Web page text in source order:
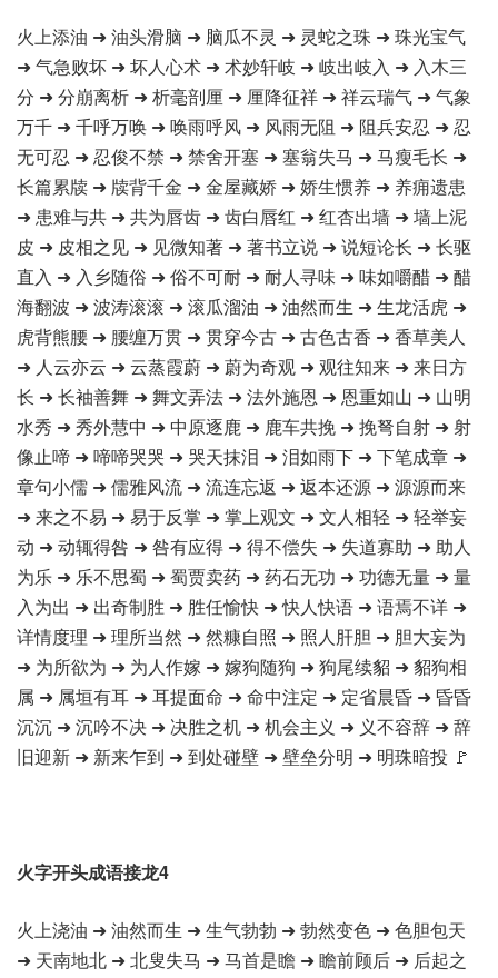
火上添油 ➜ 油头滑脑 ➜ 脑瓜不灵 ➜ 灵蛇之珠 ➜ 珠光宝气
➜ 气急败坏 ➜ 坏人心术 ➜ 术妙轩岐 ➜ 岐出岐入 ➜ 入木三
分 ➜ 分崩离析 ➜ 析毫剖厘 ➜ 厘降征祥 ➜ 祥云瑞气 ➜ 气象
万千 ➜ 千呼万唤 ➜ 唤雨呼风 ➜ 风雨无阻 ➜ 阻兵安忍 ➜ 忍
无可忍 ➜ 忍俊不禁 ➜ 禁舍开塞 ➜ 塞翁失马 ➜ 马瘦毛长 ➜
长篇累牍 ➜ 牍背千金 ➜ 金屋藏娇 ➜ 娇生惯养 ➜ 养痈遗患
➜ 患难与共 ➜ 共为唇齿 ➜ 齿白唇红 ➜ 红杏出墙 ➜ 墙上泥
皮 ➜ 皮相之见 ➜ 见微知著 ➜ 著书立说 ➜ 说短论长 ➜ 长驱
直入 ➜ 入乡随俗 ➜ 俗不可耐 ➜ 耐人寻味 ➜ 味如嚼醋 ➜ 醋
海翻波 ➜ 波涛滚滚 ➜ 滚瓜溜油 ➜ 油然而生 ➜ 生龙活虎 ➜
虎背熊腰 ➜ 腰缠万贯 ➜ 贯穿今古 ➜ 古色古香 ➜ 香草美人
➜ 人云亦云 ➜ 云蒸霞蔚 ➜ 蔚为奇观 ➜ 观往知来 ➜ 来日方
长 ➜ 长袖善舞 ➜ 舞文弄法 ➜ 法外施恩 ➜ 恩重如山 ➜ 山明
水秀 ➜ 秀外慧中 ➜ 中原逐鹿 ➜ 鹿车共挽 ➜ 挽弩自射 ➜ 射
像止啼 ➜ 啼啼哭哭 ➜ 哭天抹泪 ➜ 泪如雨下 ➜ 下笔成章 ➜
章句小儒 ➜ 儒雅风流 ➜ 流连忘返 ➜ 返本还源 ➜ 源源而来
➜ 来之不易 ➜ 易于反掌 ➜ 掌上观文 ➜ 文人相轻 ➜ 轻举妄
动 ➜ 动辄得咎 ➜ 咎有应得 ➜ 得不偿失 ➜ 失道寡助 ➜ 助人
为乐 ➜ 乐不思蜀 ➜ 蜀贾卖药 ➜ 药石无功 ➜ 功德无量 ➜ 量
入为出 ➜ 出奇制胜 ➜ 胜任愉快 ➜ 快人快语 ➜ 语焉不详 ➜
详情度理 ➜ 理所当然 ➜ 然糠自照 ➜ 照人肝胆 ➜ 胆大妄为
➜ 为所欲为 ➜ 为人作嫁 ➜ 嫁狗随狗 ➜ 狗尾续貂 ➜ 貂狗相
属 ➜ 属垣有耳 ➜ 耳提面命 ➜ 命中注定 ➜ 定省晨昏 ➜ 昏昏
沉沉 ➜ 沉吟不决 ➜ 决胜之机 ➜ 机会主义 ➜ 义不容辞 ➜ 辞
旧迎新 ➜ 新来乍到 ➜ 到处碰壁 ➜ 壁垒分明 ➜ 明珠暗投 🚩
火字开头成语接龙4
火上浇油 ➜ 油然而生 ➜ 生气勃勃 ➜ 勃然变色 ➜ 色胆包天
➜ 天南地北 ➜ 北叟失马 ➜ 马首是瞻 ➜ 瞻前顾后 ➜ 后起之